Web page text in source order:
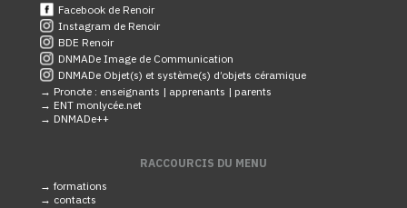
Facebook de Renoir
Instagram de Renoir
BDE Renoir
DNMADe Image de Communication
DNMADe Objet(s) et système(s) d’objets céramique
→ Pronote : enseignants | apprenants | parents
→ ENT monlycée.net
→ DNMADe++
RACCOURCIS DU MENU
→ formations
→ contacts